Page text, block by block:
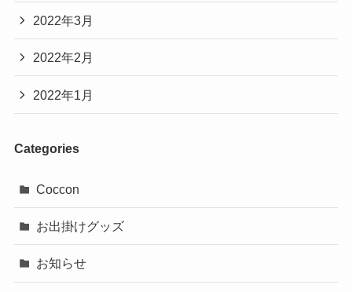
2022年3月
2022年2月
2022年1月
Categories
Coccon
お出掛けグッズ
お知らせ